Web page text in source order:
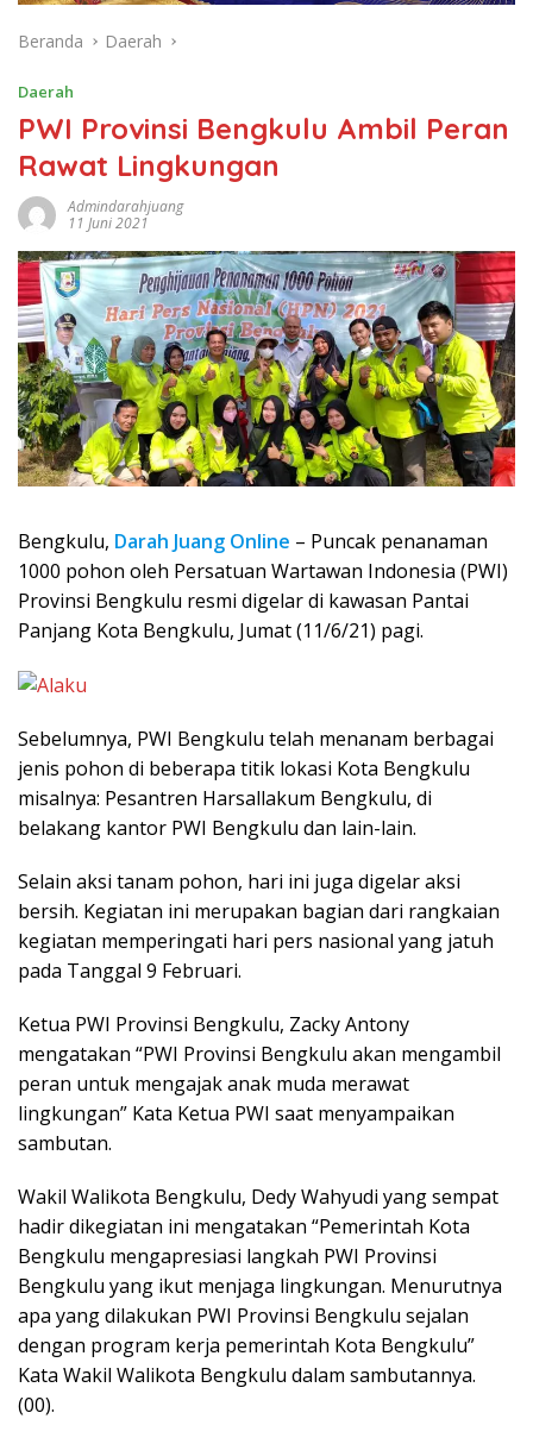
Beranda Daerah
Daerah
PWI Provinsi Bengkulu Ambil Peran
Rawat Lingkungan
Admindarahjuang
11 Juni 2021
Bengkulu, Darah Juang Online – Puncak penanaman
1000 pohon oleh Persatuan Wartawan Indonesia (PWI)
Provinsi Bengkulu resmi digelar di kawasan Pantai
Panjang Kota Bengkulu, Jumat (11/6/21) pagi.
Sebelumnya, PWI Bengkulu telah menanam berbagai
jenis pohon di beberapa titik lokasi Kota Bengkulu
misalnya: Pesantren Harsallakum Bengkulu, di
belakang kantor PWI Bengkulu dan lain-lain.
Selain aksi tanam pohon, hari ini juga digelar aksi
bersih. Kegiatan ini merupakan bagian dari rangkaian
kegiatan memperingati hari pers nasional yang jatuh
pada Tanggal 9 Februari.
Ketua PWI Provinsi Bengkulu, Zacky Antony
mengatakan “PWI Provinsi Bengkulu akan mengambil
peran untuk mengajak anak muda merawat
lingkungan” Kata Ketua PWI saat menyampaikan
sambutan.
Wakil Walikota Bengkulu, Dedy Wahyudi yang sempat
hadir dikegiatan ini mengatakan “Pemerintah Kota
Bengkulu mengapresiasi langkah PWI Provinsi
Bengkulu yang ikut menjaga lingkungan. Menurutnya
apa yang dilakukan PWI Provinsi Bengkulu sejalan
dengan program kerja pemerintah Kota Bengkulu”
Kata Wakil Walikota Bengkulu dalam sambutannya.
(00).